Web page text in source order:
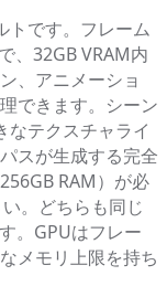
トです。フレーム
、32GB VRAM内
、アニメーショ
できます。シーン
なテクスチャライ
スが生成する完全
RAM）が必
。どちらも同じ
。GPUはフレー
メモリ上限を持ち